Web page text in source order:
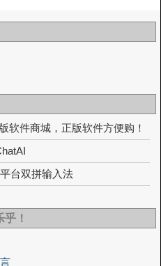
软件商城，正版软件方便购！
台双拼输入法
！